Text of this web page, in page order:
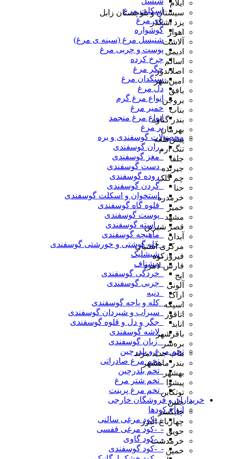
اسکلت مرغ
پای مرغ
گوشواره
شنیسل مرغ (سینه ی مرغ)
پوست و چربی مرغ
چرخ کرده
جگر مرغ
سنگدان مرغ
دل مرغ
انواع مرغ گرم
خمیر مرغ
انواع مرغ منجمد
پر مرغ
محصولات گوسفندی و بره
_ران گوسفندی
_مغز گوسفندی
_دست گوسفندی
_روده گوسفندی
_گردن گوسفندی
_استخوان و اسکلت گوسفندی
_قلوه گاه گوسفندی
_پوست گوسفندی
_راسته گوسفندی
_ماهیچه گوسفندی
_چلو گوشتی و خورشتی گوسفندی
_شیشلیک
_پیشناف
_خردگی گوسفندی
_چربی گوسفندی
_دنبه
_کله و پاچه گوسفندی
_سیراب و شیردان گوسفندی
_جگر و دل و قلوه گوسفندی
_لاشه گوسفندی
_ زبان گوسفندی
تخم مرغ و بلدرچین
_تخم مرغ صادراتی
_تخم بلدرچین
_تخم شتر مرغ
_تخم مرغ پرینت
خریداران و فروشگان خارجی
انواع کودها
-_-کود مرغی سالنی
-_-کود مرغی قفسی
-_-کود گاوی
-_-کود گوسفندی
ایلام
سیستان و بلوچستان زابل
یزد اشکذر
اهواز
آلاشت
ادیمی
اسالم
اصلاندوز
امین‌شهر
بافق
بروجن
بناب
بندر گناوه
بهرمان
پیش‌قلعه
تنگ ارم
جلفا
جیرنده
چم گلک
حنا
خرمدره
خمیر
مشهد
قصر شیرین
آبدان
مرکزی آشتیان
فیروزکوه
فارس لامرد
ایج
آلونی
اراک
اسپکه
اتاقور
انابد
باقرشهر
بره‌سر
بناب جدید مرند
بندر ماهشهر
بهشهر
پیشوا
توتکابن
جلین
چابکسر
چهارباغ البرز
حویق
خرمدشت
خمین